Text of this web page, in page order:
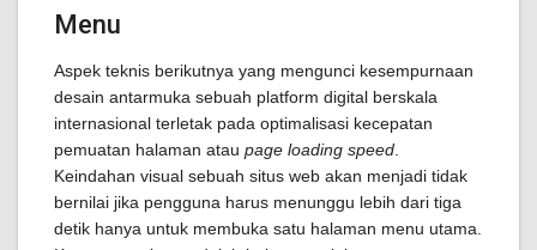
Menu
Aspek teknis berikutnya yang mengunci kesempurnaan
desain antarmuka sebuah platform digital berskala
internasional terletak pada optimalisasi kecepatan
pemuatan halaman atau page loading speed
Keindahan visual sebuah situs web akan menjadi tidak
bernilai jika pengguna harus menunggu lebih dari tiga
detik hanya untuk membuka satu halaman menu utama.